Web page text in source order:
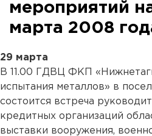
мероприятий
марта 2008
29 марта
В 11.00 ГДВЦ ФКП
испытания металлов» в
состоится встреча
кредитных организаций
выставки вооружения,